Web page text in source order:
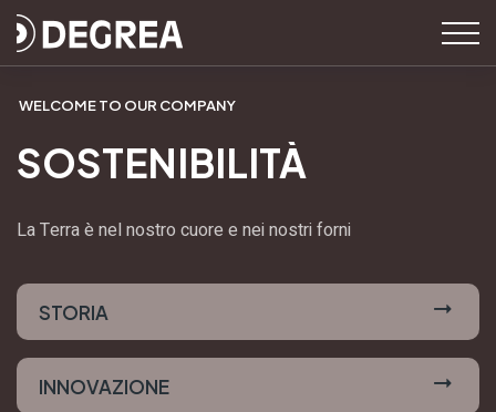
WELCOME TO OUR COMPANY
SOSTENIBILITÀ
La Terra è nel nostro cuore e nei nostri forni
STORIA
INNOVAZIONE